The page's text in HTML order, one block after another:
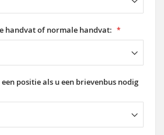
handvat of normale handvat:
positie als u een brievenbus nodig